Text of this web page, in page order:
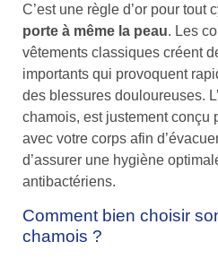
C’est une règle d’or pour tout
porte à même la peau. Les
vêtements classiques créent
importants qui provoquent
des blessures douloureuses.
chamois, est justement conçu
avec votre corps afin
d’assurer une hygiène
antibactériens.
Comment bien choisir
chamois ?